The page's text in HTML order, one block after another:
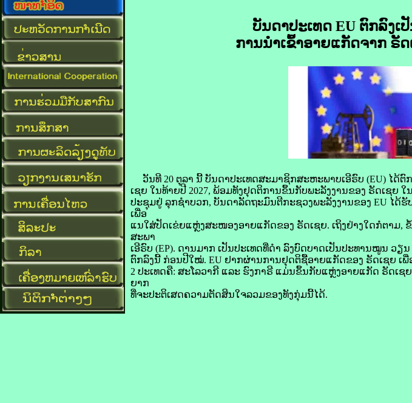
ບັນດາ​ປະເທດ EU ຕົກລົງ​ເ
ການ​ນຳ​ເຂົ້າ​ອາຍ​ແກັດ​ຈາກ ຣັດ​
ວັນ​ທີ 20 ຕຸລາ ນີ້​ ບັນດາ​ປະເທດ​ສະມາຊິກ​ສະຫະພາບ​ເອີ​ຣົບ (EU) ໄດ້​ຕົ
ເຊຍ ໃນ​ທ້າຍ​ປີ 2027, ພ້ອມ​ທັງ​ຢຸດຕິ​ການ​ຂຶ້ນ​ກັບ​ພະລັງງານ​ຂອງ ຣັດ​ເຊຍ
ປະຊຸມ​ຢູ່ ລຸກ​ຊຳ​ບວກ, ບັນດາ​ລັດຖະມົນຕີ​ກະຊວງ​ພະລັງງານ​ຂອງ EU ໄດ້​
ເພື່ອ
ແນໃສ່​ປັດ​ເຂ່ຍ​ແຫຼ່ງ​ສະໜອງ​ອາຍ​ແກັດ​ຂອງ ຣັດ​ເຊຍ. ເຖິງ​ຢ່າງໃດ​ກໍ​ຕາມ,
ສະພາ​
ເອີ​ຣົບ (EP). ດານ​ມາກ ເປັນ​ປະເທດ​ທີ່​ດຳ ລົງ​ບົດບາດ​ເປັນ​ປະທານ​ໝູນ ວຽນ
ຕົກລົງ​ນີ້ ກ່ອນ​ປີ​ໃໝ່. EU ຢາກ​ຜ່ານ​ການ​ຢຸດຕິ​ຊື້​ອາຍ​ແກັດ​ຂອງ ຣັດ​ເຊຍ ເ
2 ປະເທດ​ຄື: ສະ​ໂລ​ວາ​ກີ ແລະ ຮົງ​ກາ​ຣີ ແມ່ນ​ຂຶ້ນ​ກັບ​ແຫຼ່ງ​ອາຍ​ແກັດ ຣັດ​ເ
ຍາກ
​ທີ່​ຈະ​ປະຕິເສດ​ຄວາມ​ຕັດສິນ​ໃຈ​ລວມ​ຂອງ​ທັງ​ກຸ່ມ​ນີ້​ໄດ້.